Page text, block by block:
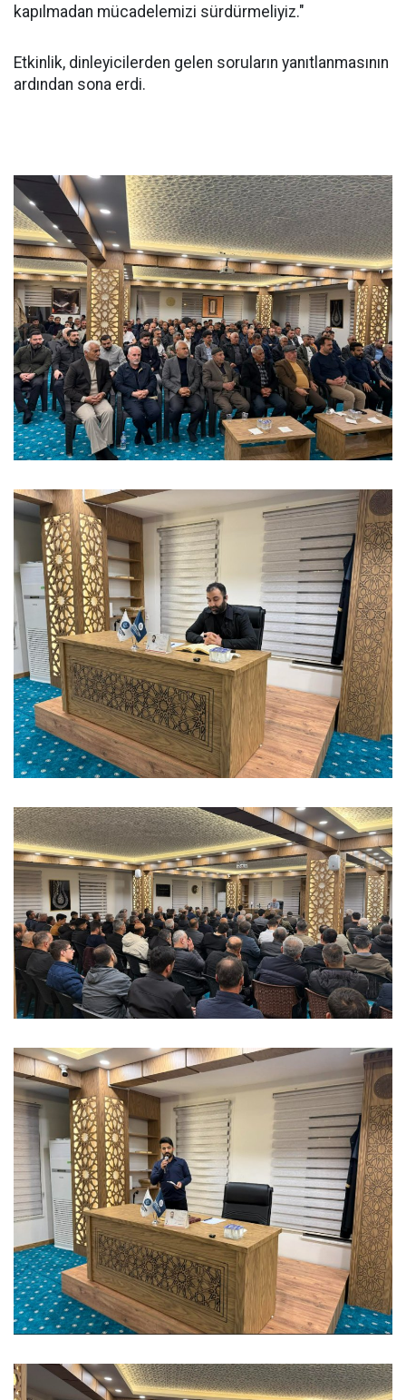
kapılmadan mücadelemizi sürdürmeliyiz."
Etkinlik, dinleyicilerden gelen soruların yanıtlanmasının
ardından sona erdi.